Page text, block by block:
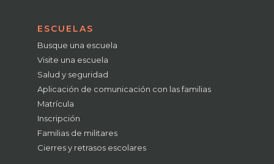
ESCUELAS
Busque una escuela
Visite una escuela
Salud y seguridad
Aplicación de comunicación con las familias
Matrícula
Inscripción
Familias de militares
Cierres y retrasos escolares